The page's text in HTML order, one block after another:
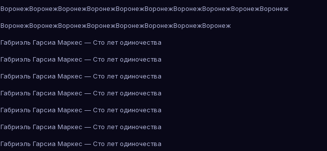
ВоронежВоронежВоронежВоронежВоронежВоронежВоронежВоронежВоронежВоронеж
ВоронежВоронежВоронежВоронежВоронежВоронежВоронежВоронеж
Габриэль Гарсиа Маркес — Сто лет одиночества
Габриэль Гарсиа Маркес — Сто лет одиночества
Габриэль Гарсиа Маркес — Сто лет одиночества
Габриэль Гарсиа Маркес — Сто лет одиночества
Габриэль Гарсиа Маркес — Сто лет одиночества
Габриэль Гарсиа Маркес — Сто лет одиночества
Габриэль Гарсиа Маркес — Сто лет одиночества